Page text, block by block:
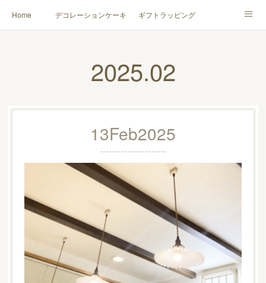
Home デコレーションケーキ ギフトラッピング
2025.02
13Feb2025